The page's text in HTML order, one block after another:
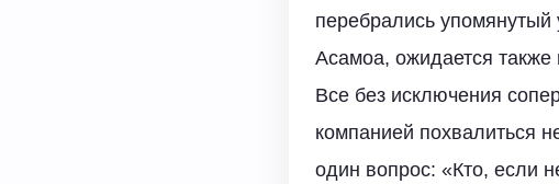
перебрались
Асамоа, ожидается
Все без исключения
компанией похвалиться
один вопрос: «Кто, если